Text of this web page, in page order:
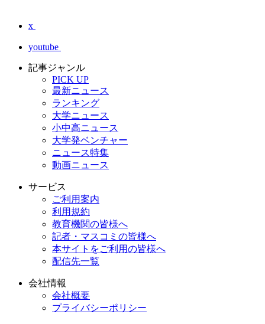
x
youtube
記事ジャンル
PICK UP
最新ニュース
ランキング
大学ニュース
小中高ニュース
大学発ベンチャー
ニュース特集
動画ニュース
サービス
ご利用案内
利用規約
教育機関の皆様へ
記者・マスコミの皆様へ
本サイトをご利用の皆様へ
配信先一覧
会社情報
会社概要
プライバシーポリシー